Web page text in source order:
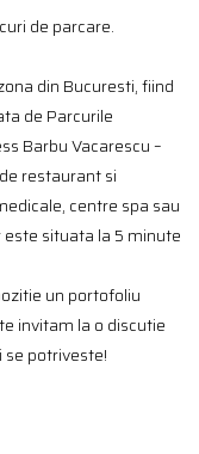
de parcare.
din Bucuresti, fiind
de Parcurile
Barbu Vacarescu –
restaurant si
centre spa sau
situata la 5 minute
un portofoliu
invitam la o discutie
potriveste!